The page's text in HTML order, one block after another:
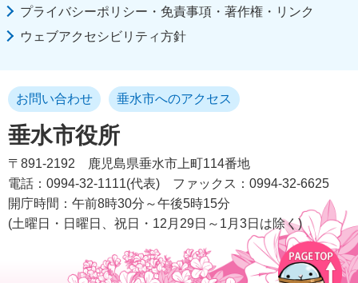
プライバシーポリシー・免責事項・著作権・リンク
ウェブアクセシビリティ方針
垂水市役所
お問い合わせ 垂水市へのアクセス
〒891-2192
鹿児島県垂水市上町114番地
電話：0994-32-1111(代表)
ファックス：0994-32-6625
開庁時間：午前8時30分～午後5時15分
(土曜日・日曜日、祝日・12月29日～1月3日は除く)